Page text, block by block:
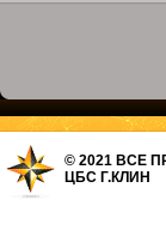
© 2021 ВСЕ
ЦБС Г.КЛИН